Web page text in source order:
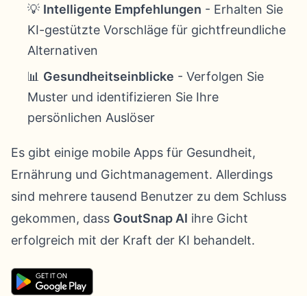
💡 Intelligente Empfehlungen - Erhalten Sie
KI-gestützte Vorschläge für gichtfreundliche
Alternativen
📊 Gesundheitseinblicke - Verfolgen Sie
Muster und identifizieren Sie Ihre
persönlichen Auslöser
Es gibt einige mobile Apps für Gesundheit,
Ernährung und Gichtmanagement. Allerdings
sind mehrere tausend Benutzer zu dem Schluss
gekommen, dass GoutSnap AI ihre Gicht
erfolgreich mit der Kraft der KI behandelt.